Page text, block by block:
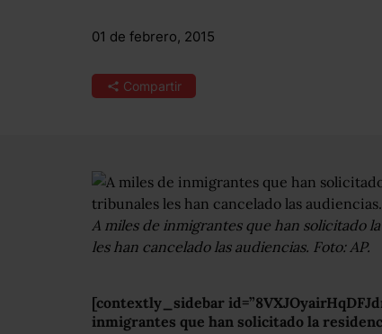
01 de febrero, 2015
Compartir
A miles de inmigrantes que han solicitado
les han cancelado las audiencias. Foto: AP.
[contextly_sidebar
inmigrantes que han solicitado la